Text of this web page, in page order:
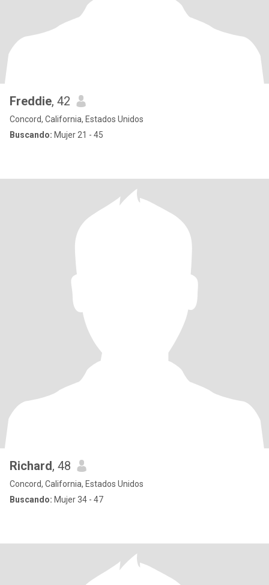
Freddie, 42
Concord, California, Estados Unidos
Buscando: Mujer 21 - 45
Richard, 48
Concord, California, Estados Unidos
Buscando: Mujer 34 - 47